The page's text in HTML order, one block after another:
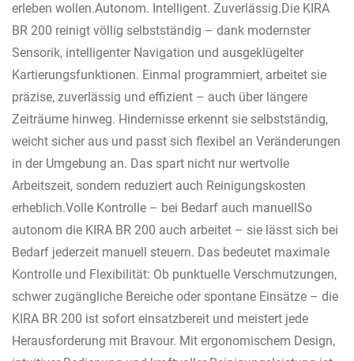
erleben wollen.Autonom. Intelligent. Zuverlässig.Die KIRA
BR 200 reinigt völlig selbstständig – dank modernster
Sensorik, intelligenter Navigation und ausgeklügelter
Kartierungsfunktionen. Einmal programmiert, arbeitet sie
präzise, zuverlässig und effizient – auch über längere
Zeiträume hinweg. Hindernisse erkennt sie selbstständig,
weicht sicher aus und passt sich flexibel an Veränderungen
in der Umgebung an. Das spart nicht nur wertvolle
Arbeitszeit, sondern reduziert auch Reinigungskosten
erheblich.Volle Kontrolle – bei Bedarf auch manuellSo
autonom die KIRA BR 200 auch arbeitet – sie lässt sich bei
Bedarf jederzeit manuell steuern. Das bedeutet maximale
Kontrolle und Flexibilität: Ob punktuelle Verschmutzungen,
schwer zugängliche Bereiche oder spontane Einsätze – die
KIRA BR 200 ist sofort einsatzbereit und meistert jede
Herausforderung mit Bravour. Mit ergonomischem Design,